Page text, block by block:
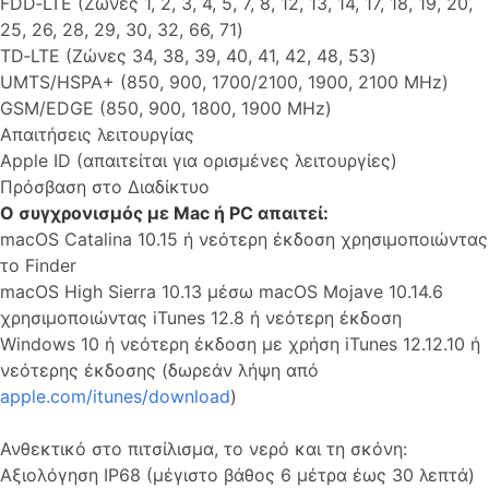
25, 26, 28, 29, 30, 32, 66, 71)
TD‑LTE (Ζώνες 34, 38, 39, 40, 41, 42, 48, 53)
UMTS/HSPA+ (850, 900, 1700/2100, 1900, 2100 MHz)
GSM/EDGE (850, 900, 1800, 1900 MHz)
Απαιτήσεις λειτουργίας
Apple ID (απαιτείται για ορισμένες λειτουργίες)
Πρόσβαση στο Διαδίκτυο
Ο συγχρονισμός με Mac ή PC απαιτεί:
macOS Catalina 10.15 ή νεότερη έκδοση χρησιμοποιώντας
το Finder
macOS High Sierra 10.13 μέσω macOS Mojave 10.14.6
χρησιμοποιώντας iTunes 12.8 ή νεότερη έκδοση
Windows 10 ή νεότερη έκδοση με χρήση iTunes 12.12.10 ή
νεότερης έκδοσης (δωρεάν λήψη από
apple.com/itunes/download)
Ανθεκτικό στο πιτσίλισμα, το νερό και τη σκόνη:
Αξιολόγηση IP68 (μέγιστο βάθος 6 μέτρα έως 30 λεπτά)